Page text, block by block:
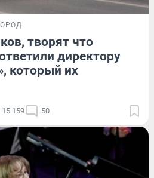
творят что
директору
который их
15 159 50